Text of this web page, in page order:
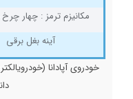
مکانیزم ترمز : چهار
آینه بغل برقی
خودروی آپادانا